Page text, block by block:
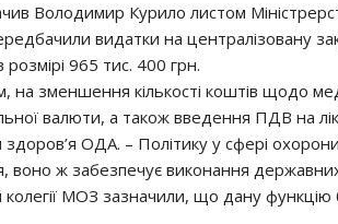
Володимир Курило листом
видатки на централізовану
розмірі 965 тис. 400 грн.
на зменшення кількості коштів щодо
валюти, а також введення ПДВ на
ОДА. – Політику у сфері
воно ж забезпечує виконання
колегії МОЗ зазначили, що дану